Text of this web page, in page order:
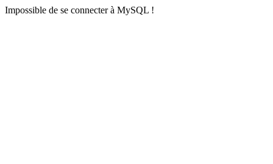
Impossible de se connecter à MySQL !